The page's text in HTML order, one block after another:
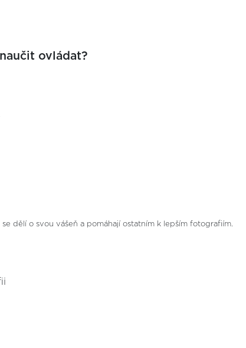
ovládat?
dělí o svou vášeň a pomáhají ostatním k lepším fotografiím.